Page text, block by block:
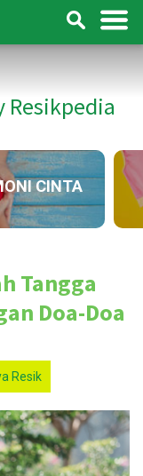
Resikpedia
CINTA
Tangga
Doa-Doa
Resik